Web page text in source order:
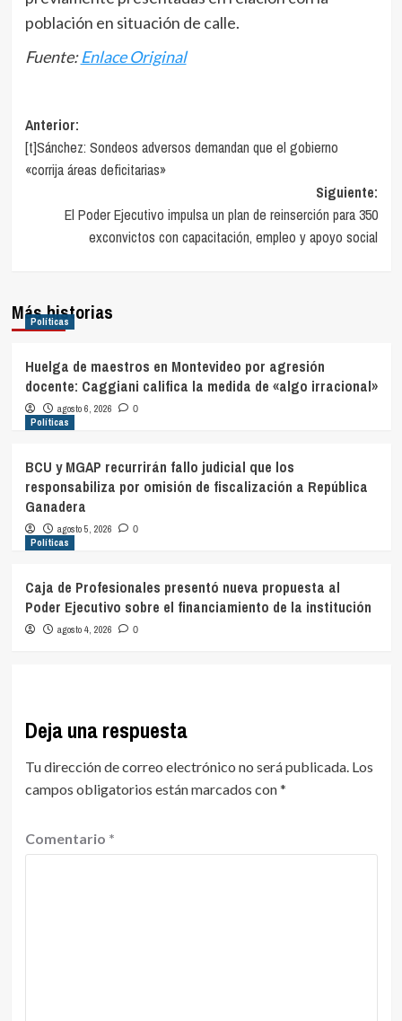
población en situación de calle.
Fuente:Enlace Original
Navegación
de
entradas
Anterior:
[t]Sánchez: Sondeos adversos demandan que el gobierno
«corrija áreas deficitarias»
Siguiente:
El Poder Ejecutivo impulsa un plan de reinserción para 350
exconvictos con capacitación, empleo y apoyo social
Más historias
Políticas
Huelga de maestros en Montevideo por agresión
docente: Caggiani califica la medida de «algo irracional»
agosto 6, 2026 0
Políticas
BCU y MGAP recurrirán fallo judicial que los
responsabiliza por omisión de fiscalización a República
Ganadera
agosto 5, 2026 0
Políticas
Caja de Profesionales presentó nueva propuesta al
Poder Ejecutivo sobre el financiamiento de la institución
agosto 4, 2026 0
Deja una respuesta
Tu dirección de correo electrónico no será publicada. Los
campos obligatorios están marcados con*
Comentario *